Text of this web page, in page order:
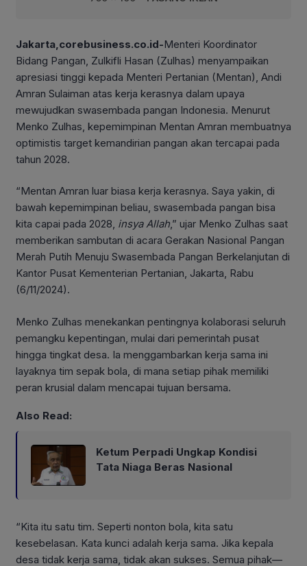
Jakarta,corebusiness.co.id-Menteri Koordinator
Bidang Pangan, Zulkifli Hasan (Zulhas) menyampaikan
apresiasi tinggi kepada Menteri Pertanian (Mentan), Andi
Amran Sulaiman atas kerja kerasnya dalam upaya
mewujudkan swasembada pangan Indonesia. Menurut
Menko Zulhas, kepemimpinan Mentan Amran membuatnya
optimistis target kemandirian pangan akan tercapai pada
tahun 2028.
“Mentan Amran luar biasa kerja kerasnya. Saya yakin, di
bawah kepemimpinan beliau, swasembada pangan bisa
kita capai pada 2028, insya Allah,” ujar Menko Zulhas saat
memberikan sambutan di acara Gerakan Nasional Pangan
Merah Putih Menuju Swasembada Pangan Berkelanjutan di
Kantor Pusat Kementerian Pertanian, Jakarta, Rabu
(6/11/2024).
Menko Zulhas menekankan pentingnya kolaborasi seluruh
pemangku kepentingan, mulai dari pemerintah pusat
hingga tingkat desa. Ia menggambarkan kerja sama ini
layaknya tim sepak bola, di mana setiap pihak memiliki
peran krusial dalam mencapai tujuan bersama.
Also Read:
Ketum Perpadi Ungkap Kondisi
Tata Niaga Beras Nasional
“Kita itu satu tim. Seperti nonton bola, kita satu
kesebelasan. Kata kunci adalah kerja sama. Jika kepala
desa tidak kerja sama, tidak akan sukses. Semua pihak—